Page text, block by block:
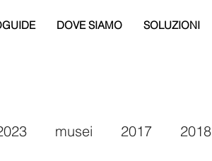
DOVE SIAMO SOLUZIONI
musei 2017 2018